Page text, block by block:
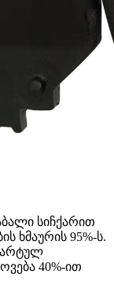
სიჩქარით
ხმაურის 95%-ს.
40%-ით